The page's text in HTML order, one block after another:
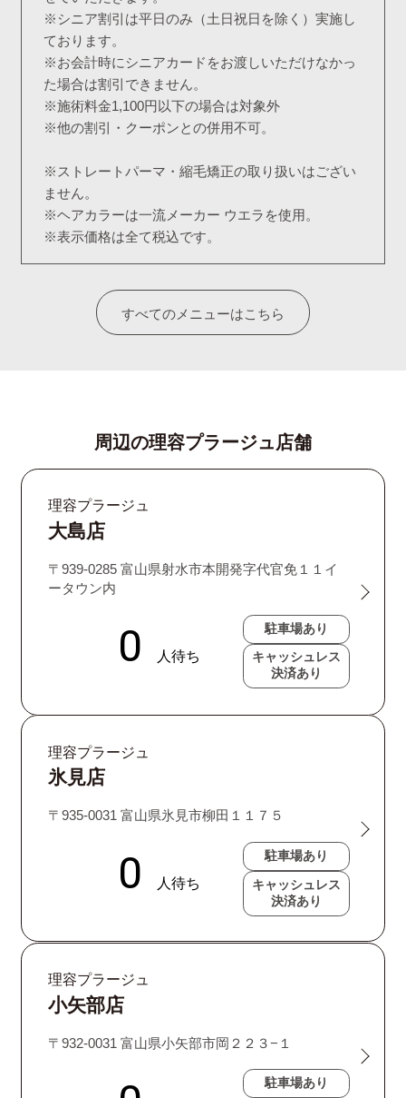
※シニア割引は平日のみ（土日祝日を除く）実施し
ております。
※お会計時にシニアカードをお渡しいただけなかっ
た場合は割引できません。
※施術料金1,100円以下の場合は対象外
※他の割引・クーポンとの併用不可。
※ストレートパーマ・縮毛矯正の取り扱いはござい
ません。
※ヘアカラーは一流メーカー ウエラを使用。
※表示価格は全て税込です。
すべてのメニューはこちら
周辺の理容プラージュ店舗
理容プラージュ
大島店
〒939-0285 富山県射水市本開発字代官免１１イ
ータウン内
駐車場あり
キャッシュレス
決済あり
理容プラージュ
氷見店
〒935-0031 富山県氷見市柳田１１７５
駐車場あり
キャッシュレス
決済あり
理容プラージュ
小矢部店
〒932-0031 富山県小矢部市岡２２３−１
駐車場あり